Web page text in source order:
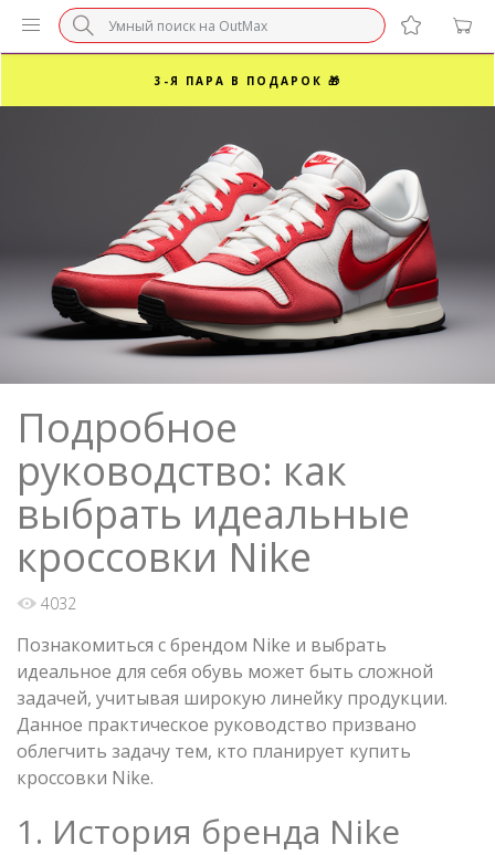
БЕЗ НАЦЕНКИ МАРКЕТПЛЕЙСОВ ⚡ ВАШ РАЗМЕР
3-Я ПАРА В ПОДАРОК 🎁
СУПЕРАКЦИЯ 🔥 2-Я ПАРА -50%
Подробное
руководство: как
выбрать идеальные
кроссовки Nike
4032
Познакомиться с брендом Nike и выбрать
идеальное для себя обувь может быть сложной
задачей, учитывая широкую линейку продукции.
Данное практическое руководство призвано
облегчить задачу тем, кто планирует купить
кроссовки Nike.
1. История бренда Nike